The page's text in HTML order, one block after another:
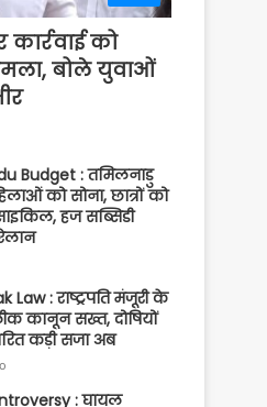
कार्रवाई को
बोले युवाओं
Budget : तमिलनाडु
को सोना, छात्रों को
हज सब्सिडी
Law : राष्ट्रपति मंजूरी के
कानून सख्त, दोषियों
कड़ी सजा अब
: घायल